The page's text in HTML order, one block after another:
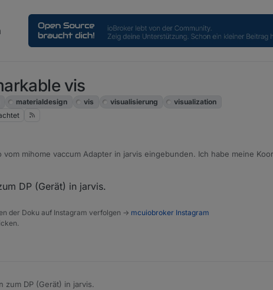
vis
materialdesign vis visualisierung
visualization
mihome vaccum Adapter in jarvis eingebunden. Ich habe meine
geschrieben.
DP (Gerät) in jarvis.
der Doku auf Instagram verfolgen -> mcuiobroker Instagram
zum DP (Gerät) in jarvis.